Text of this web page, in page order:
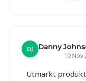
DJ
Danny
10 Nov
Utmärkt